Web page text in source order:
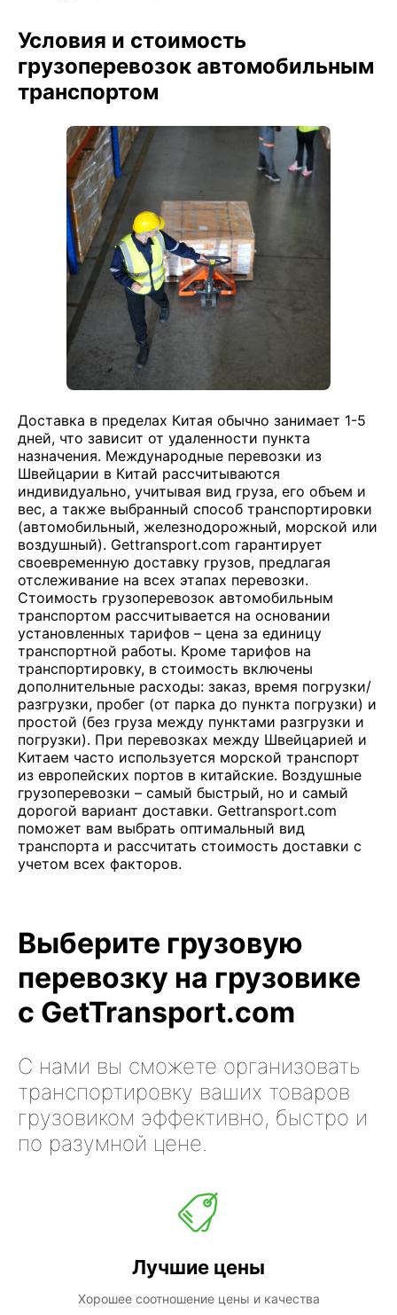
Условия и стоимость
грузоперевозок автомобильным
транспортом
Доставка в пределах Китая обычно занимает 1-5
дней, что зависит от удаленности пункта
назначения. Международные перевозки из
Швейцарии в Китай рассчитываются
индивидуально, учитывая вид груза, его объем и
вес, а также выбранный способ транспортировки
(автомобильный, железнодорожный, морской или
воздушный). Gettransport.com гарантирует
своевременную доставку грузов, предлагая
отслеживание на всех этапах перевозки.
Стоимость грузоперевозок автомобильным
транспортом рассчитывается на основании
установленных тарифов – цена за единицу
транспортной работы. Кроме тарифов на
транспортировку, в стоимость включены
дополнительные расходы: заказ, время погрузки/
разгрузки, пробег (от парка до пункта погрузки) и
простой (без груза между пунктами разгрузки и
погрузки). При перевозках между Швейцарией и
Китаем часто используется морской транспорт
из европейских портов в китайские. Воздушные
грузоперевозки – самый быстрый, но и самый
дорогой вариант доставки. Gettransport.com
поможет вам выбрать оптимальный вид
транспорта и рассчитать стоимость доставки с
учетом всех факторов.
Выберите грузовую
перевозку на грузовике
с GetTransport.com
С нами вы сможете организовать
транспортировку ваших товаров
грузовиком эффективно, быстро и
по разумной цене.
Лучшие цены
Хорошее соотношение цены и качества